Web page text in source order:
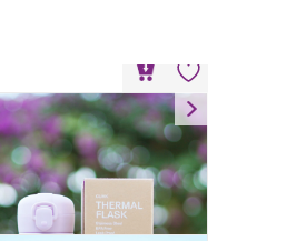
350毫升保温瓶
HK$118